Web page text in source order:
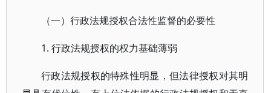
（一）行政法规授权合法性监督的必要性
1. 行政法规授权的权力基础薄弱
行政法规授权的特殊性明显，但法律授权对其明